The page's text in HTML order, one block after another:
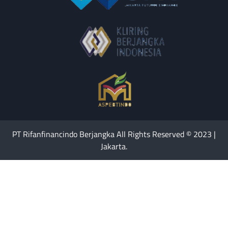
PT Rifanfinancindo Berjangka All Rights Reserved © 2023 |
Jakarta.